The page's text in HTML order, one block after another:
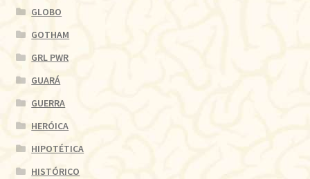
GLOBO
GOTHAM
GRL PWR
GUARÁ
GUERRA
HERÓICA
HIPOTÉTICA
HISTÓRICO